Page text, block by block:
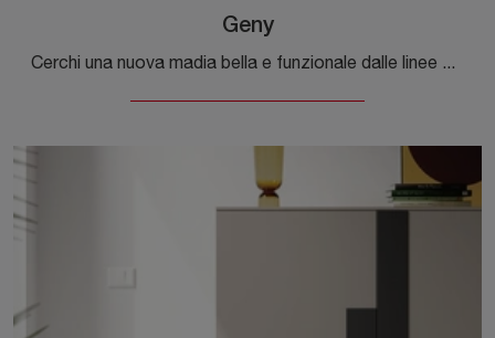
Geny
Cerchi una nuova madia bella e funzionale dalle linee moderne? Ti presentiamo il modello Geny di Orme, realizzato in melaminico.